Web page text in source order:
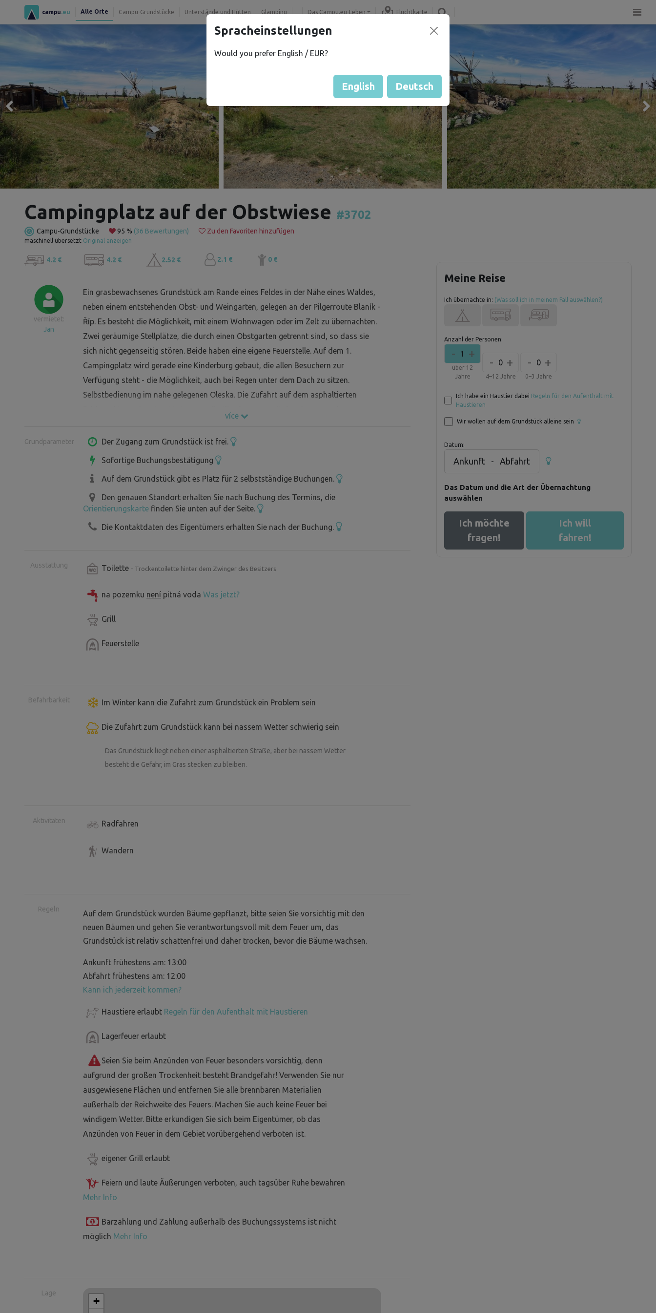
campu .eu Alle Orte Campu-Grundstücke Unterstände und Hütten Glamping Das Campu.eu-Leben Fluchtkarte
Campingplatz auf der Obstwiese #3702
Campu-Grundstücke 95 % (36 Bewertungen) Zu den Favoriten hinzufügen
maschinell übersetzt Original anzeigen
4.2 € 4.2 € 2.52 € 2.1 € 0 €
vermietet:
Jan
Ein grasbewachsenes Grundstück am Rande eines Feldes in der Nähe eines Waldes,
neben einem entstehenden Obst- und Weingarten, gelegen an der Pilgerroute Blaník -
Říp. Es besteht die Möglichkeit, mit einem Wohnwagen oder im Zelt zu übernachten.
Zwei geräumige Stellplätze, die durch einen Obstgarten getrennt sind, so dass sie
sich nicht gegenseitig stören. Beide haben eine eigene Feuerstelle. Auf dem 1.
Campingplatz wird gerade eine Kinderburg gebaut, die allen Besuchern zur
Verfügung steht - die Möglichkeit, auch bei Regen unter dem Dach zu sitzen.
Selbstbedienung im nahe gelegenen Oleska. Die Zufahrt auf dem asphaltierten
den Fotokarten ist das Grundstück noch ohne die Blockhütte und sieht aus wie eine
grüne Wiese. Bei Fragen bitte anrufen, ich bin nicht viel in der Nähe des Internets. Es
kann passieren, dass es nicht immer gemäht oder geharkt wird, sorry, ich bin nicht
auf dem Laufenden.
více
Grundparameter Der Zugang zum Grundstück ist frei.
Sofortige Buchungsbestätigung
Auf dem Grundstück gibt es Platz für 2 selbstständige Buchungen.
Den genauen Standort erhalten Sie nach Buchung des Termins, die
Orientierungskarte finden Sie unten auf der Seite.
Die Kontaktdaten des Eigentümers erhalten Sie nach der Buchung.
Ausstattung Toilette - Trockentoilette hinter dem Zwinger des Besitzers
na pozemku není pitná voda Was jetzt?
Grill
Feuerstelle
Befahrbarkeit Im Winter kann die Zufahrt zum Grundstück ein Problem sein
Die Zufahrt zum Grundstück kann bei nassem Wetter schwierig sein
Das Grundstück liegt neben einer asphaltierten Straße, aber bei nassem Wetter
besteht die Gefahr, im Gras stecken zu bleiben.
Aktivitäten Radfahren
Wandern
Regeln
Auf dem Grundstück wurden Bäume gepflanzt, bitte seien Sie vorsichtig mit den
neuen Bäumen und gehen Sie verantwortungsvoll mit dem Feuer um, das
Grundstück ist relativ schattenfrei und daher trocken, bevor die Bäume wachsen.
Ankunft frühestens am: 13:00
Abfahrt frühestens am: 12:00
Kann ich jederzeit kommen?
Haustiere erlaubt Regeln für den Aufenthalt mit Haustieren
Lagerfeuer erlaubt
Seien Sie beim Anzünden von Feuer besonders vorsichtig, denn
aufgrund der großen Trockenheit besteht Brandgefahr! Verwenden Sie nur
ausgewiesene Flächen und entfernen Sie alle brennbaren Materialien
außerhalb der Reichweite des Feuers. Machen Sie auch keine Feuer bei
windigem Wetter. Bitte erkundigen Sie sich beim Eigentümer, ob das
Anzünden von Feuer in dem Gebiet vorübergehend verboten ist.
eigener Grill erlaubt
Feiern und laute Äußerungen verboten, auch tagsüber Ruhe bewahren
Mehr Info
Barzahlung und Zahlung außerhalb des Buchungssystems ist nicht
möglich Mehr Info
Lage
+
Meine Reise
Ich übernachte in: (Was soll ich in meinem Fall auswählen?)
Anzahl der Personen:
- +
1
über 12
Jahre
- +
0
4–12 Jahre
- +
0
0–3 Jahre
Ich habe ein Haustier dabei Regeln für den Aufenthalt mit
Haustieren
Wir wollen auf dem Grundstück alleine sein
Datum:
Ankunft - Abfahrt
Das Datum und die Art der Übernachtung
auswählen
Ich möchte
fragen!
Ich will
fahren!
Spracheinstellungen
Would you prefer English / EUR?
English Deutsch